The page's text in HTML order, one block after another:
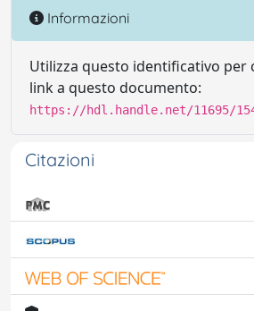
Informazioni
Utilizza questo identificativo per
link a questo documento:
https://hdl.handle.net/11695/
Citazioni